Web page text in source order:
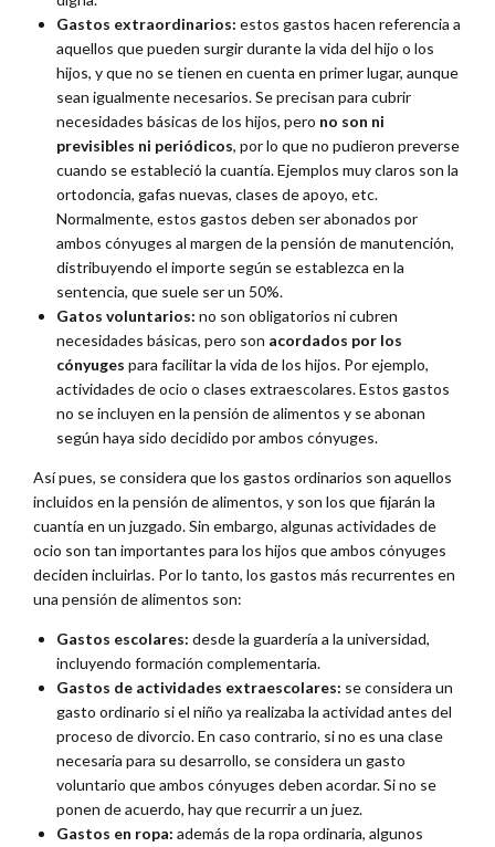
Gastos extraordinarios: estos gastos hacen referencia a
aquellos que pueden surgir durante la vida del hijo o los
hijos, y que no se tienen en cuenta en primer lugar, aunque
sean igualmente necesarios. Se precisan para cubrir
necesidades básicas de los hijos, pero no son ni
previsibles ni periódicos, por lo que no pudieron preverse
cuando se estableció la cuantía. Ejemplos muy claros son la
ortodoncia, gafas nuevas, clases de apoyo, etc.
Normalmente, estos gastos deben ser abonados por
ambos cónyuges al margen de la pensión de manutención,
distribuyendo el importe según se establezca en la
sentencia, que suele ser un 50%.
Gatos voluntarios: no son obligatorios ni cubren
necesidades básicas, pero son acordados por los
cónyuges para facilitar la vida de los hijos. Por ejemplo,
actividades de ocio o clases extraescolares. Estos gastos
no se incluyen en la pensión de alimentos y se abonan
según haya sido decidido por ambos cónyuges.
Así pues, se considera que los gastos ordinarios son aquellos
incluidos en la pensión de alimentos, y son los que fijarán la
cuantía en un juzgado. Sin embargo, algunas actividades de
ocio son tan importantes para los hijos que ambos cónyuges
deciden incluirlas. Por lo tanto, los gastos más recurrentes en
una pensión de alimentos son:
Gastos escolares: desde la guardería a la universidad,
incluyendo formación complementaria.
Gastos de actividades extraescolares: se considera un
gasto ordinario si el niño ya realizaba la actividad antes del
proceso de divorcio. En caso contrario, si no es una clase
necesaria para su desarrollo, se considera un gasto
voluntario que ambos cónyuges deben acordar. Si no se
ponen de acuerdo, hay que recurrir a un juez.
Gastos en ropa: además de la ropa ordinaria, algunos